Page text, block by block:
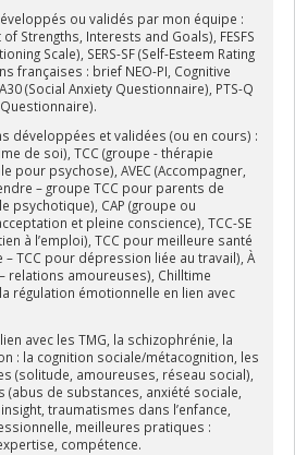
ou validés par mon équipe :
Strengths, Interests and Goals), FESFS
Scale), SERS-SF (Self-Esteem Rating
françaises : brief NEO-PI, Cognitive
(Social Anxiety Questionnaire), PTS-Q
développées et validées (ou en cours) :
de soi), TCC (groupe - thérapie
pour psychose), AVEC (Accompagner,
– groupe TCC pour parents de
psychotique), CAP (groupe ou
et pleine conscience), TCC-SE
à l’emploi), TCC pour meilleure santé
– TCC pour dépression liée au travail), À
relations amoureuses), Chilltime
régulation émotionnelle en lien avec
avec les TMG, la schizophrénie, la
: la cognition sociale/métacognition, les
(solitude, amoureuses, réseau social),
de substances, anxiété sociale,
traumatismes dans l’enfance,
meilleures pratiques :
compétence.